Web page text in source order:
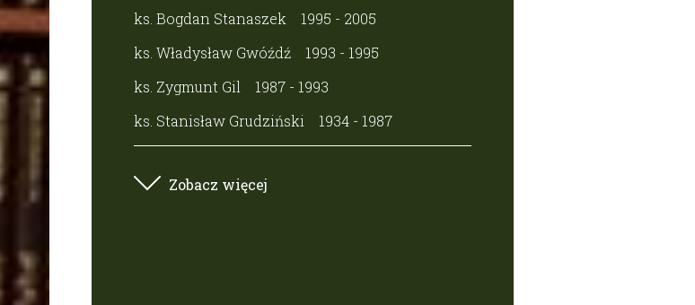
ks. Bogdan Stanaszek
1995 - 2005
ks. Władysław Gwóźdź
1993 - 1995
ks. Zygmunt Gil
1987 - 1993
ks. Stanisław Grudziński
1934 - 1987
Zobacz więcej